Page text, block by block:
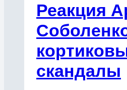
Реакция
скандалы